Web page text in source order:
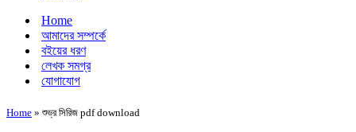
Home
আমাদের সম্পর্কে
বইয়ের ধরণ
লেখক সমগ্র
যোগাযোগ
Home » শুভ্র সিরিজ pdf download